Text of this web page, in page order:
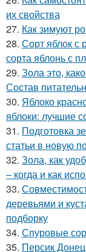
их свойства
27. Как зимуют
28. Сорт яблок с
сорта яблонь с
29. Зола это,
Состав
30. Яблоко
яблоки: лучшие
31. Подготовка
статьи в новую
32. Зола, как
– когда и как
33.
деревьями и
подборку
34. Спуровые
35. Персик